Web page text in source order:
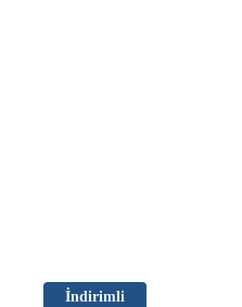
İndirimli